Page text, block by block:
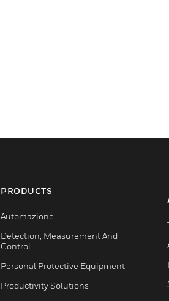
PRODUCTS
Automazione
Detection, Measurement And
Control
Personal Protective Equipment
Productivity Solutions